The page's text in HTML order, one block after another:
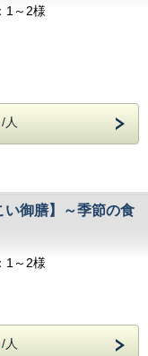
。
型ランドリーがござい
したらお知らせくださ
：30～
さい。
～
1～2様
洗浄便座付
バイキングコーナーに
。
/人
御膳】～季節の食
1～2様
洗浄便座付
/ グラス
/人